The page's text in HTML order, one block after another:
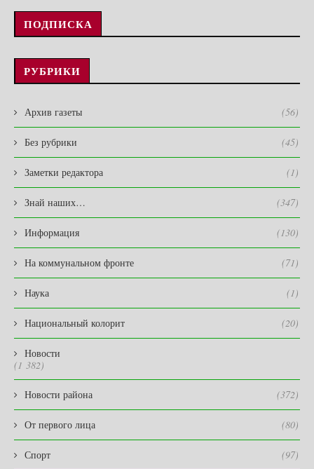
ПОДПИСКА
РУБРИКИ
Архив газеты (56)
Без рубрики (45)
Заметки редактора (1)
Знай наших… (347)
Информация (130)
На коммунальном фронте (71)
Наука (1)
Национальный колорит (20)
Новости
(1 382)
Новости района (372)
От первого лица (80)
Спорт (97)